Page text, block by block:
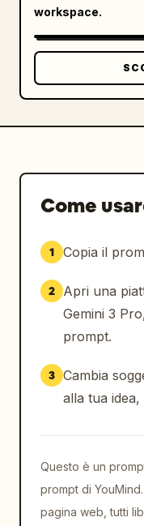
workspace.
Come
1 Copia il
2
Apri una
Gemini 3
prompt.
3 Cambia
alla tua
Questo è un
prompt di
pagina web, tutti